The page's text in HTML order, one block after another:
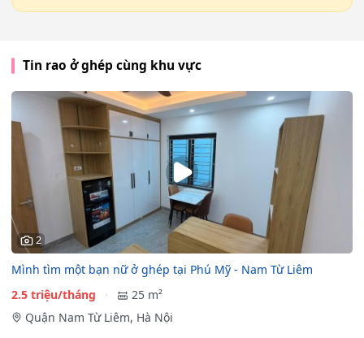
Tin rao ở ghép cùng khu vực
2
Mình tìm một bạn nữ ở ghép tại Phú Mỹ - Nam Từ Liêm
2.5 triệu/tháng
25 m²
Quận Nam Từ Liêm, Hà Nội